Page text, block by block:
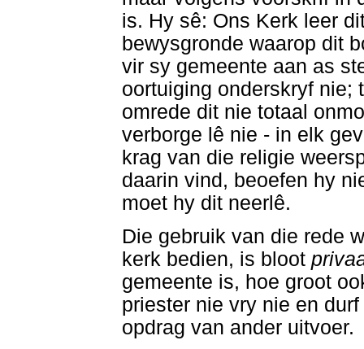
is. Hy sê: Ons Kerk leer
bewysgronde waarop dit
vir sy gemeente aan as
oortuiging onderskryf nie;
omrede dit nie totaal
verborge lê nie - in elk
krag van die religie
daarin vind, beoefen hy
moet hy dit neerlê.
Die gebruik van die rede
kerk bedien, is bloot
gemeente is, hoe groot
priester nie vry nie en
opdrag van ander uitvoer.